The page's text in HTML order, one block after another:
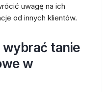
uwagę na ich
od innych klientów.
tanie
w